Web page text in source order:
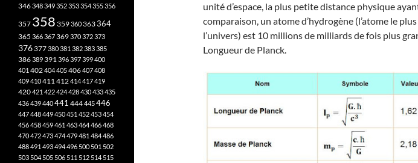
unité d’espace, la plus petite distance physique
comparaison, un atome d’hydrogène (l’atome le
l’univers) est 10 millions de milliards de fois plus
Longueur de Planck.
346348349352353354355356
357 358 359360363364
365 366367369370372373
376377380381 382383385
386389391396397399400
401 402404405406407408
409410411 412414417419
420421 422424428430433435
436439440441 444445446
447448449450451 452453454
456458459461 463464466468
470472473474479481 484486
488491 493494496 500 501 502
503 504 505 506 511 512 514 515